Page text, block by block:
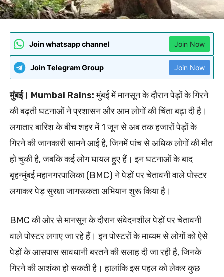
Join whatsapp channel Join Now
Join Telegram Group Join Now
मुंबई। Mumbai Rains:मुंबई में मानसून के दौरान पेड़ों के गिरने
की बढ़ती घटनाओं ने प्रशासन और आम लोगों की चिंता बढ़ा दी है।
लगातार बारिश के बीच शहर में 1 जून से अब तक हजारों पेड़ों के
गिरने की जानकारी सामने आई है, जिनमें पांच से अधिक लोगों की मौत
हो चुकी है, जबकि कई लोग घायल हुए हैं। इन घटनाओं के बाद
बृहन्मुंबई महानगरपालिका (BMC) ने पेड़ों पर चेतावनी वाले पोस्टर
लगाकर पेड़ सुरक्षा जागरूकता अभियान शुरू किया है।
BMC की ओर से मानसून के दौरान संवेदनशील पेड़ों पर चेतावनी
वाले पोस्टर लगाए जा रहे हैं। इन पोस्टरों के माध्यम से लोगों को ऐसे
पेड़ों के आसपास सावधानी बरतने की सलाह दी जा रही है, जिनके
गिरने की आशंका हो सकती है। हालांकि इस पहल को लेकर कुछ